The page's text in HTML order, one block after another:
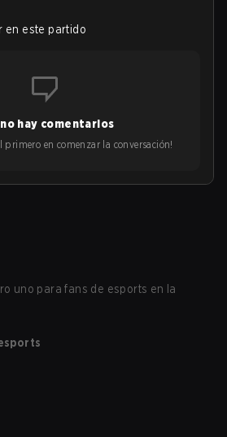
en este partido
hay comentarios
primero en comenzar la conversación!
uno para fans de esports en la